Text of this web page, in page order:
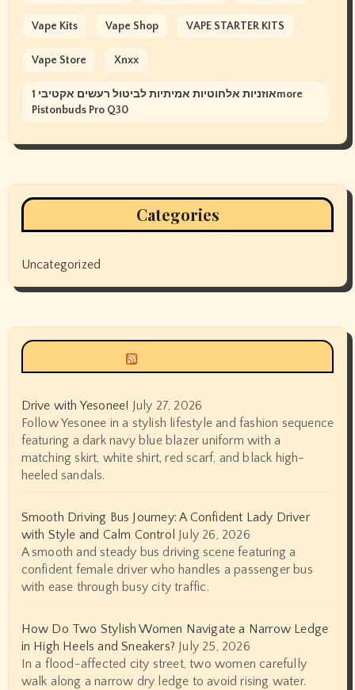
Vape Kits Vape Shop VAPE STARTER KITS
Vape Store Xnxx
אוזניות אלחוטיות אמיתיות לביטול רעשים אקטיבי 1more
Pistonbuds Pro Q30
Categories
Uncategorized
Drive with Yesonee! July 27, 2026
Follow Yesonee in a stylish lifestyle and fashion sequence
featuring a dark navy blue blazer uniform with a
matching skirt, white shirt, red scarf, and black high-
heeled sandals.
Smooth Driving Bus Journey: A Confident Lady Driver
with Style and Calm Control July 26, 2026
A smooth and steady bus driving scene featuring a
confident female driver who handles a passenger bus
with ease through busy city traffic.
How Do Two Stylish Women Navigate a Narrow Ledge
in High Heels and Sneakers? July 25, 2026
In a flood-affected city street, two women carefully
walk along a narrow dry ledge to avoid rising water.